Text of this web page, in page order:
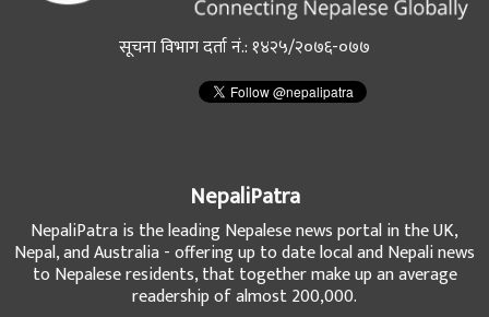
सूचना विभाग दर्ता नं.: १४२५/२०७६-०७७
NepaliPatra
NepaliPatra is the leading Nepalese news portal in the UK,
Nepal, and Australia - offering up to date local and Nepali news
to Nepalese residents, that together make up an average
readership of almost 200,000.